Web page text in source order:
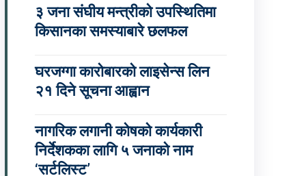
३ जना संघीय मन्त्रीको उपस्थितिमा
किसानका समस्याबारे छलफल
घरजग्गा कारोबारको लाइसेन्स लिन
२१ दिने सूचना आह्वान
नागरिक लगानी कोषको कार्यकारी
निर्देशकका लागि ५ जनाको नाम
‘सर्टलिस्ट’